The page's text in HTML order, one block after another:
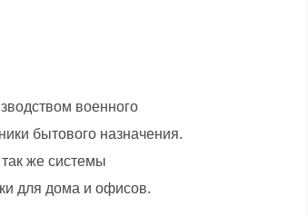
военного
бытового назначения.
же системы
для дома и офисов.